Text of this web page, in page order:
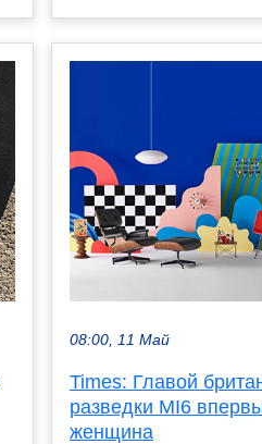
08:00, 11 Май
Times: Главой
разведки MI6
женщина